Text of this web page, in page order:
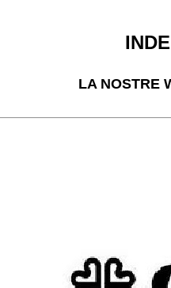
LA NOSTRE